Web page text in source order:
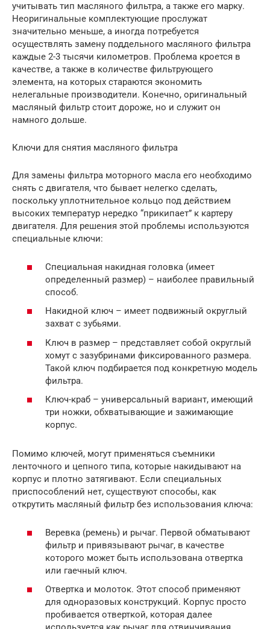
учитывать тип масляного фильтра, а также его марку.
Неоригинальные комплектующие прослужат
значительно меньше, а иногда потребуется
осуществлять замену поддельного масляного фильтра
каждые 2-3 тысячи километров. Проблема кроется в
качестве, а также в количестве фильтрующего
элемента, на которых стараются экономить
нелегальные производители. Конечно, оригинальный
масляный фильтр стоит дороже, но и служит он
намного дольше.
Ключи для снятия масляного фильтра
Для замены фильтра моторного масла его необходимо
снять с двигателя, что бывает нелегко сделать,
поскольку уплотнительное кольцо под действием
высоких температур нередко “прикипает” к картеру
двигателя. Для решения этой проблемы используются
специальные ключи:
Специальная накидная головка (имеет
определенный размер) – наиболее правильный
способ.
Накидной ключ – имеет подвижный округлый
захват с зубьями.
Ключ в размер – представляет собой округлый
хомут с зазубринами фиксированного размера.
Такой ключ подбирается под конкретную модель
фильтра.
Ключ-краб – универсальный вариант, имеющий
три ножки, обхватывающие и зажимающие
корпус.
Помимо ключей, могут применяться съемники
ленточного и цепного типа, которые накидывают на
корпус и плотно затягивают. Если специальных
приспособлений нет, существуют способы, как
открутить масляный фильтр без использования ключа:
Веревка (ремень) и рычаг. Первой обматывают
фильтр и привязывают рычаг, в качестве
которого может быть использована отвертка
или гаечный ключ.
Отвертка и молоток. Этот способ применяют
для одноразовых конструкций. Корпус просто
пробивается отверткой, которая далее